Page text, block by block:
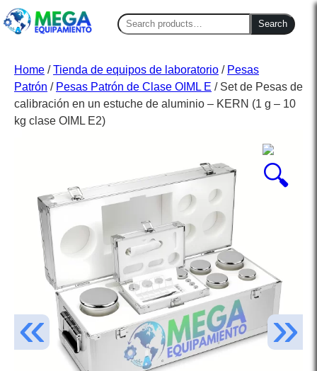
Search
for:
Search
Home /Tienda de equipos de laboratorio / Pesas
Patrón / Pesas Patrón de Clase OIML E / Set de Pesas de
calibración en un estuche de aluminio – KERN (1 g – 10
kg clase OIML E2)